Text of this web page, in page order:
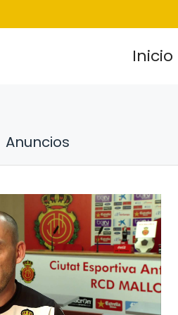
Inicio
Anuncios